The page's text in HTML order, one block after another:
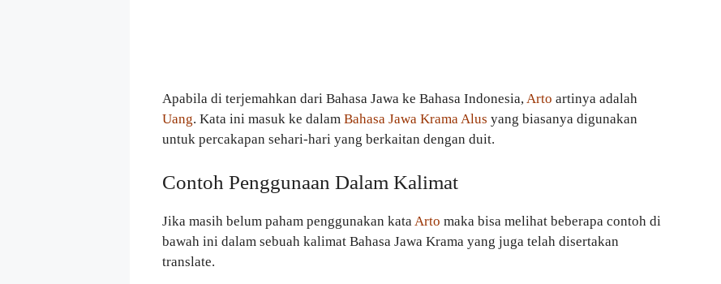
Apabila di terjemahkan dari Bahasa Jawa ke Bahasa Indonesia,Arto artinya adalah
Uang. Kata ini masuk ke dalam Bahasa Jawa Krama Alus yang biasanya digunakan
untuk percakapan sehari-hari yang berkaitan dengan duit.
Contoh Penggunaan Dalam Kalimat
Jika masih belum paham penggunakan kataArto maka bisa melihat beberapa contoh di
bawah ini dalam sebuah kalimat Bahasa Jawa Krama yang juga telah disertakan
translate.